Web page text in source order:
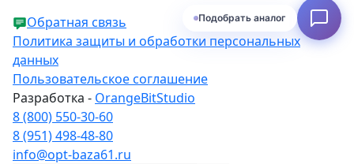
Обратная связь
Политика защиты и обработки персональных
данных
Пользовательское соглашение
Разработка - OrangeBitStudio
8 (800) 550-30-60
8 (951) 498-48-80
info@opt-baza61.ru
Подобрать аналог